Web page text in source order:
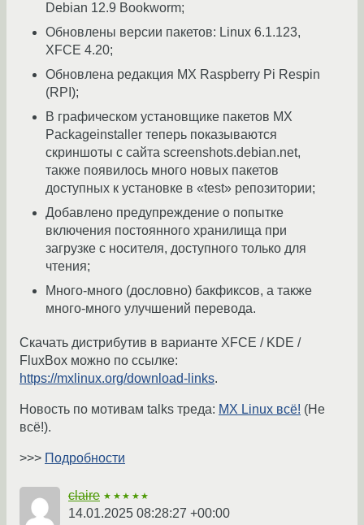
Debian 12.9 Bookworm;
Обновлены версии пакетов: Linux 6.1.123,
XFCE 4.20;
Обновлена редакция MX Raspberry Pi Respin
(RPI);
В графическом установщике пакетов MX
Packageinstaller теперь показываются
скриншоты с сайта screenshots.debian.net,
также появилось много новых пакетов
доступных к установке в «test» репозитории;
Добавлено предупреждение о попытке
включения постоянного хранилища при
загрузке с носителя, доступного только для
чтения;
Много-много (дословно) бакфиксов, а также
много-много улучшений перевода.
Скачать дистрибутив в варианте XFCE / KDE /
FluxBox можно по ссылке:
https://mxlinux.org/download-links.
Новость по мотивам talks треда: MX Linux всё! (Не
всё!).
>>> Подробности
claire ★★★★★
14.01.2025 08:28:27 +00:00